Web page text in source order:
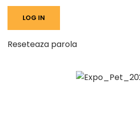
Reseteaza parola